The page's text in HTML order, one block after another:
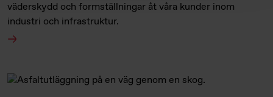
väderskydd och formställningar åt våra kunder inom
industri och infrastruktur.